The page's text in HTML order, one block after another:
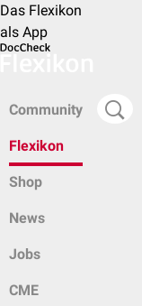
Das Flexikon
als App
Community
Flexikon
Shop
News
Jobs
CME